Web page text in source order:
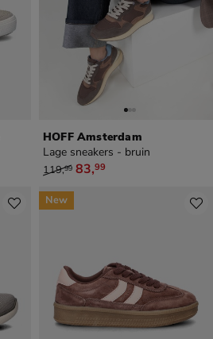
HOFF Amsterdam
Lage sneakers - bruin
van € 119,99 voor € 83,99
119,99 83,99
New